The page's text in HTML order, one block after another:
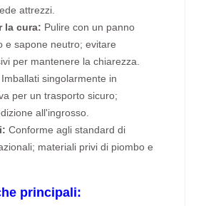
attrezzi.
la cura: Pulire con un panno
e sapone neutro; evitare
per mantenere la chiarezza.
Imballati singolarmente in
per un trasporto sicuro;
all'ingrosso.
Conforme agli standard di
materiali privi di piombo e
principali: